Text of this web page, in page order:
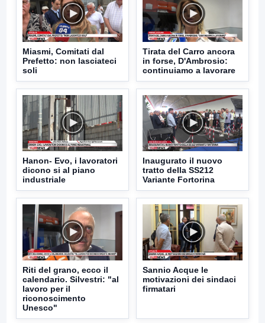
Miasmi, Comitati dal
Prefetto: non lasciateci
soli
Tirata del Carro ancora
in forse, D'Ambrosio:
continuiamo a lavorare
Hanon- Evo, i lavoratori
dicono si al piano
industriale
Inaugurato il nuovo
tratto della SS212
Variante Fortorina
Riti del grano, ecco il
calendario. Silvestri: "al
lavoro per il
riconoscimento
Unesco"
Sannio Acque le
motivazioni dei sindaci
firmatari